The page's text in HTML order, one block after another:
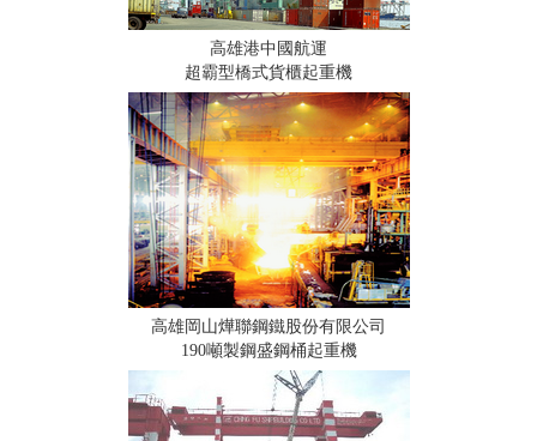
高雄港中國航運
超霸型橋式貨櫃起重機
高雄岡山燁聯鋼鐵股份有限公司
190噸製鋼盛鋼桶起重機